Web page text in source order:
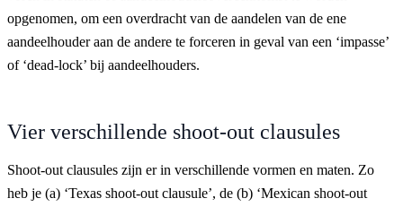
opgenomen, om een overdracht van de aandelen van de ene
aandeelhouder aan de andere te forceren in geval van een ‘impasse’
of ‘dead-lock’ bij aandeelhouders.
Vier verschillende shoot-out clausules
Shoot-out clausules zijn er in verschillende vormen en maten. Zo
heb je (a) ‘Texas shoot-out clausule’, de (b) ‘Mexican shoot-out